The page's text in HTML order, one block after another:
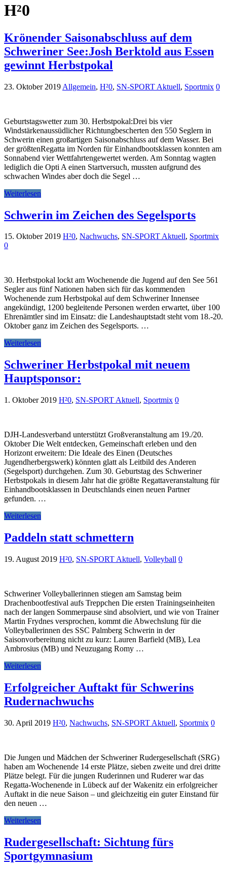
H²0
Krönender Saisonabschluss auf dem
Schweriner See:Josh Berktold aus Essen
gewinnt Herbstpokal
23. Oktober 2019 Allgemein, H²0, SN-SPORT Aktuell, Sportmix 0
Geburtstagswetter zum 30. Herbstpokal:Drei bis vier
Windstärkenaussüdlicher Richtungbescherten den 550 Seglern in
Schwerin einen großartigen Saisonabschluss auf dem Wasser. Bei
der größtenRegatta im Norden für Einhandbootsklassen konnten am
Sonnabend vier Wettfahrtengewertet werden. Am Sonntag wagten
lediglich die Opti A einen Startversuch, mussten aufgrund des
schwachen Windes aber doch die Segel …
Weiterlesen
Schwerin im Zeichen des Segelsports
15. Oktober 2019 H²0, Nachwuchs, SN-SPORT Aktuell, Sportmix
0
30. Herbstpokal lockt am Wochenende die Jugend auf den See 561
Segler aus fünf Nationen haben sich für das kommenden
Wochenende zum Herbstpokal auf dem Schweriner Innensee
angekündigt, 1200 begleitende Personen werden erwartet, über 100
Ehrenämtler sind im Einsatz: die Landeshauptstadt steht vom 18.-20.
Oktober ganz im Zeichen des Segelsports. …
Weiterlesen
Schweriner Herbstpokal mit neuem
Hauptsponsor:
1. Oktober 2019 H²0, SN-SPORT Aktuell, Sportmix 0
DJH-Landesverband unterstützt Großveranstaltung am 19./20.
Oktober Die Welt entdecken, Gemeinschaft erleben und den
Horizont erweitern: Die Ideale des Einen (Deutsches
Jugendherbergswerk) könnten glatt als Leitbild des Anderen
(Segelsport) durchgehen. Zum 30. Geburtstag des Schweriner
Herbstpokals in diesem Jahr hat die größte Regattaveranstaltung für
Einhandbootsklassen in Deutschlands einen neuen Partner
gefunden. …
Weiterlesen
Paddeln statt schmettern
19. August 2019 H²0, SN-SPORT Aktuell, Volleyball 0
Schweriner Volleyballerinnen stiegen am Samstag beim
Drachenbootfestival aufs Treppchen Die ersten Trainingseinheiten
nach der langen Sommerpause sind absolviert, und wie von Trainer
Martin Frydnes versprochen, kommt die Abwechslung für die
Volleyballerinnen des SSC Palmberg Schwerin in der
Saisonvorbereitung nicht zu kurz: Lauren Barfield (MB), Lea
Ambrosius (MB) und Neuzugang Romy …
Weiterlesen
Erfolgreicher Auftakt für Schwerins
Rudernachwuchs
30. April 2019 H²0, Nachwuchs, SN-SPORT Aktuell, Sportmix 0
Die Jungen und Mädchen der Schweriner Rudergesellschaft (SRG)
haben am Wochenende 14 erste Plätze, sieben zweite und drei dritte
Plätze belegt. Für die jungen Ruderinnen und Ruderer war das
Regatta-Wochenende in Lübeck auf der Wakenitz ein erfolgreicher
Auftakt in die neue Saison – und gleichzeitig ein guter Einstand für
den neuen …
Weiterlesen
Rudergesellschaft: Sichtung fürs
Sportgymnasium